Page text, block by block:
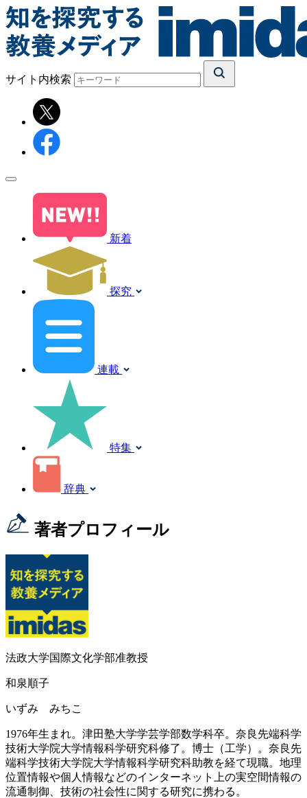
サイト内検索
新着
探究
連載
特集
辞典
著者プロフィール
法政大学国際文化学部准教授
和泉順子
いずみ みちこ
1976年生まれ。津田塾大学学芸学部数学科卒。奈良先端科学
技術大学院大学情報科学研究科修了。博士（工学）。奈良先
端科学技術大学院大学情報科学研究科助教を経て現職。地理
位置情報や個人情報などのインターネット上の実空間情報の
流通制御、技術の社会性に関する研究に携わる。